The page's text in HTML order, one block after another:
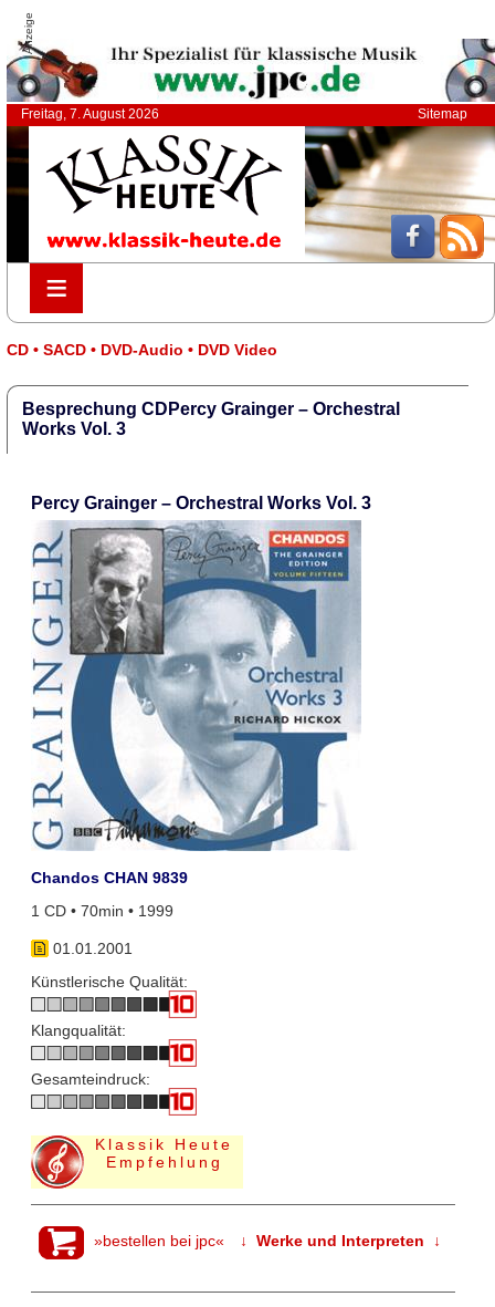
Anzeige
Freitag, 7. August 2026 Sitemap
≡
≡
CD • SACD • DVD-Audio • DVD Video
Besprechung CDPercy Grainger – Orchestral
Works Vol. 3
Percy Grainger – Orchestral Works Vol. 3
Chandos CHAN 9839
1 CD • 70min • 1999
01.01.2001
Künstlerische Qualität:
Klangqualität:
Gesamteindruck:
Klassik Heute
Empfehlung
»bestellen bei jpc« ↓ Werke und Interpreten ↓